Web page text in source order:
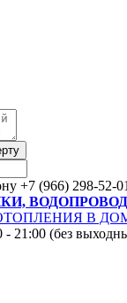
+7 (966) 298-52-01
В
- 21:00 (без